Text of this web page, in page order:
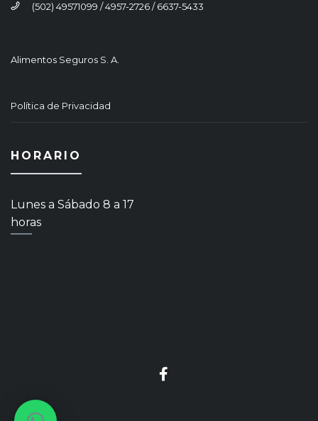
(502) 49571099 / 4957-2726 / 6637-5433
Alimentos Seguros S. A.
Política de Privacidad
HORARIO
Lunes a Sábado 8 a 17
horas